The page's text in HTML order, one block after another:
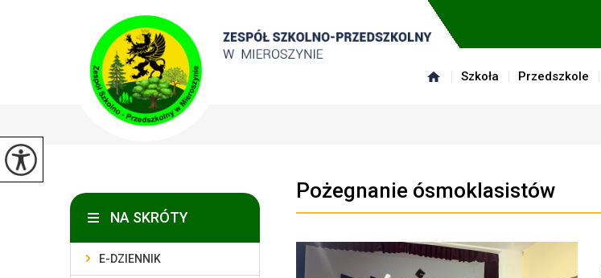
Szkoła Przedszkole
Pożegnanie ósmoklasistów
NA SKRÓTY
E-DZIENNIK